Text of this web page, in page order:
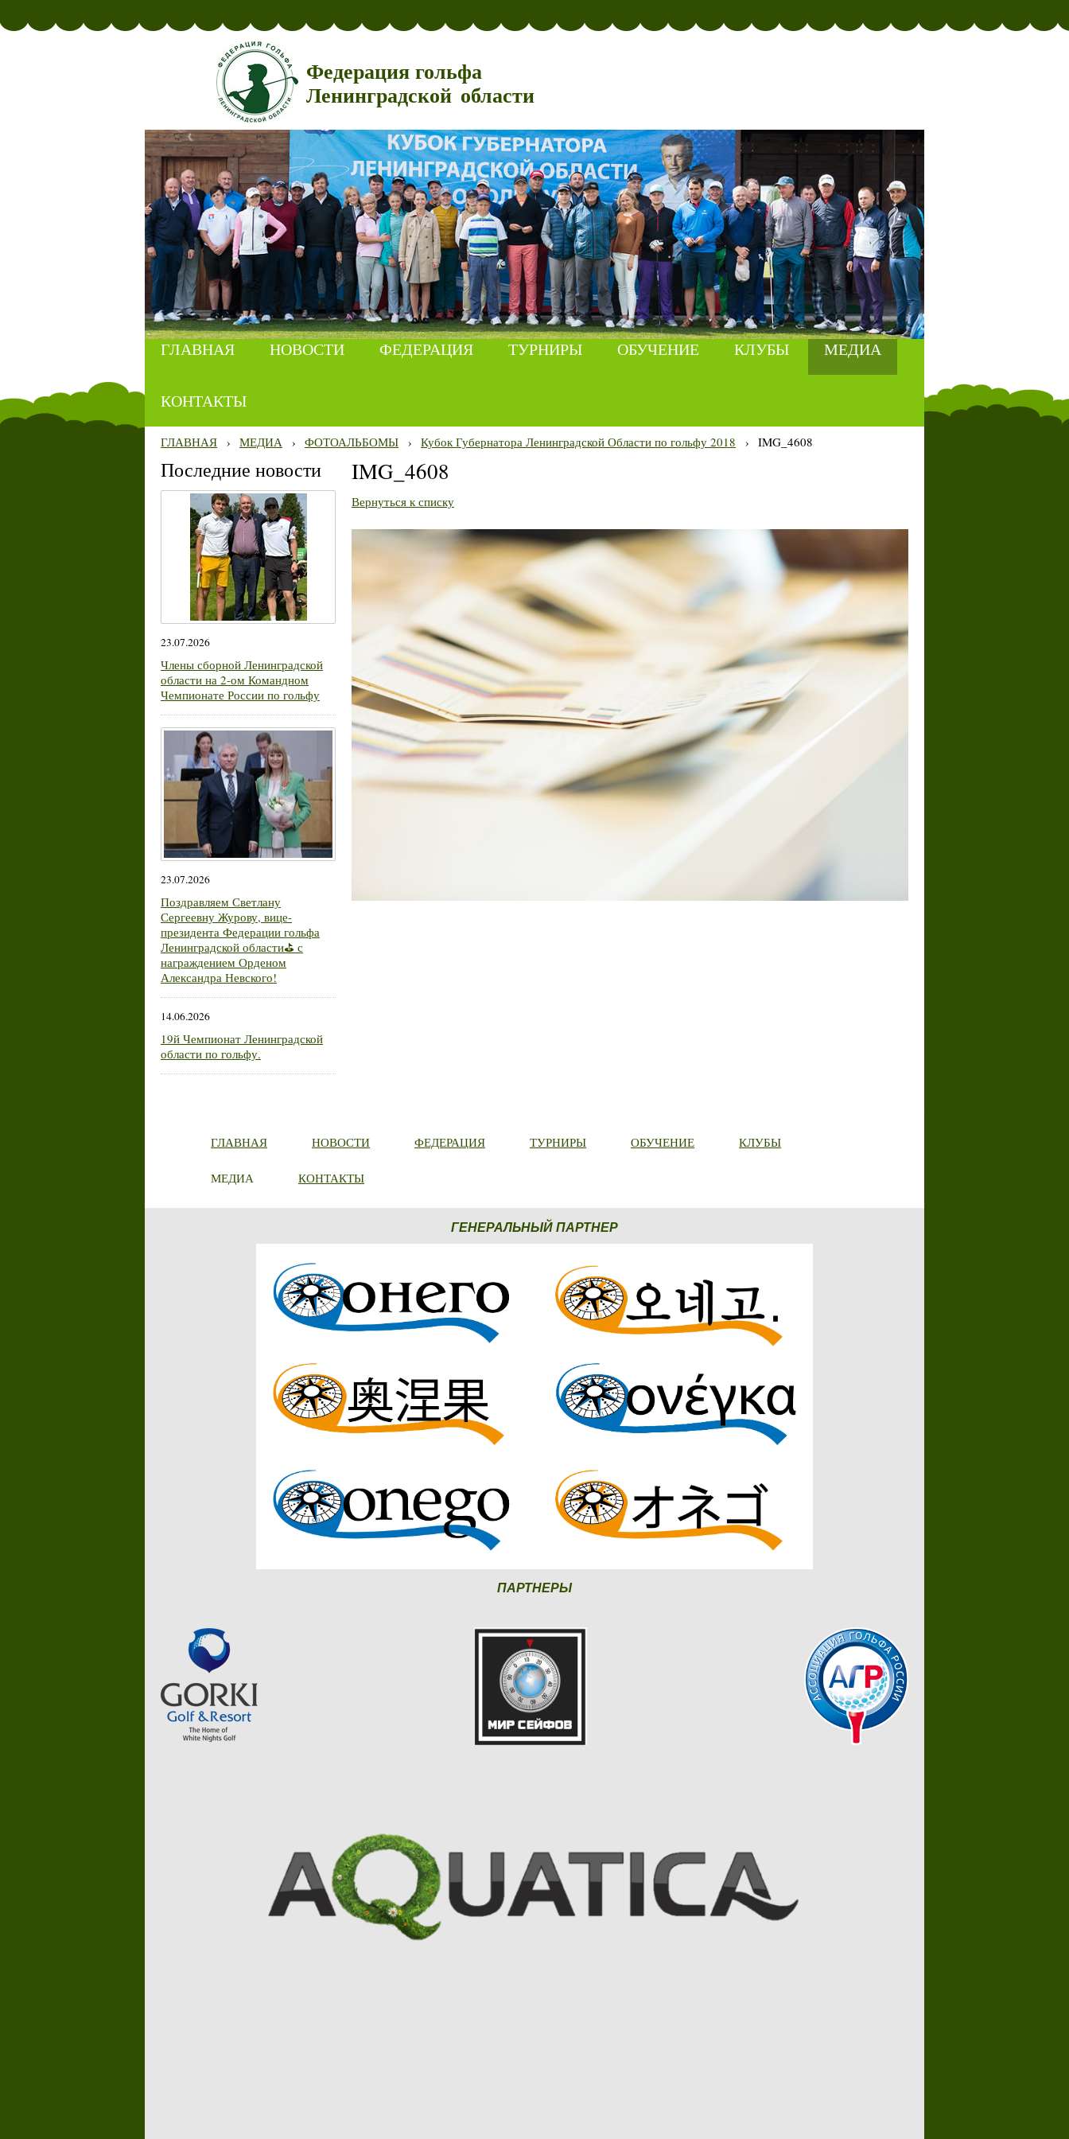
Федерация гольфа
Ленинградской области
ГЛАВНАЯ НОВОСТИ ФЕДЕРАЦИЯ ТУРНИРЫ ОБУЧЕНИЕ КЛУБЫ МЕДИА
КОНТАКТЫ
ГЛАВНАЯ › МЕДИА › ФОТОАЛЬБОМЫ › Кубок Губернатора Ленинградской Области по гольфу 2018 › IMG_4608
Последние новости
23.07.2026
Члены сборной Ленинградской
области на 2-ом Командном
Чемпионате России по гольфу
23.07.2026
Поздравляем Светлану
Сергеевну Журову, вице-
президента Федерации гольфа
Ленинградской области⛳ с
награждением Орденом
Александра Невского!
14.06.2026
19й Чемпионат Ленинградской
области по гольфу.
IMG_4608
Вернуться к списку
ГЛАВНАЯ НОВОСТИ ФЕДЕРАЦИЯ ТУРНИРЫ ОБУЧЕНИЕ КЛУБЫ
МЕДИА КОНТАКТЫ
ГЕНЕРАЛЬНЫЙ ПАРТНЕР
ПАРТНЕРЫ